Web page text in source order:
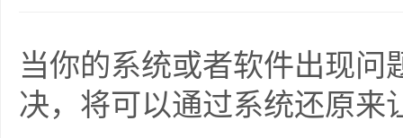
当你的系统或者软件出现
决，将可以通过系统还原